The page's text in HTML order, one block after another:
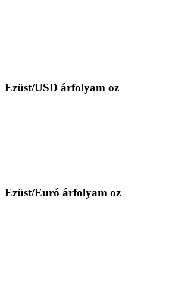
Ezüst/USD árfolyam oz
Ezüst/Euró árfolyam oz